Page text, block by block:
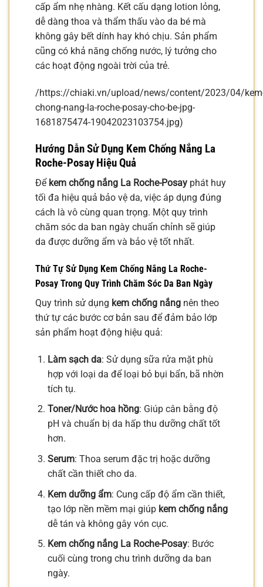
cấp ẩm nhẹ nhàng. Kết cấu dạng lotion lỏng,
dễ dàng thoa và thẩm thấu vào da bé mà
không gây bết dính hay khó chịu. Sản phẩm
cũng có khả năng chống nước, lý tưởng cho
các hoạt động ngoài trời của trẻ.
/https://chiaki.vn/upload/news/content/2023/04/
chong-nang-la-roche-posay-cho-be-jpg-
1681875474-19042023103754.jpg)
Hướng Dẫn Sử Dụng Kem Chống Nắng La
Roche-Posay Hiệu Quả
Để kem chống nắng La Roche-Posay phát huy
tối đa hiệu quả bảo vệ da, việc áp dụng đúng
cách là vô cùng quan trọng. Một quy trình
chăm sóc da ban ngày chuẩn chỉnh sẽ giúp
da được dưỡng ẩm và bảo vệ tốt nhất.
Thứ Tự Sử Dụng Kem Chống Nắng La Roche-
Posay Trong Quy Trình Chăm Sóc Da Ban Ngày
Quy trình sử dụng kem chống nắng nên theo
thứ tự các bước cơ bản sau để đảm bảo lớp
sản phẩm hoạt động hiệu quả:
Làm sạch da: Sử dụng sữa rửa mặt phù
hợp với loại da để loại bỏ bụi bẩn, bã nhờn
tích tụ.
Toner/Nước hoa hồng: Giúp cân bằng độ
pH và chuẩn bị da hấp thu dưỡng chất tốt
hơn.
Serum: Thoa serum đặc trị hoặc dưỡng
chất cần thiết cho da.
Kem dưỡng ẩm: Cung cấp độ ẩm cần thiết,
tạo lớp nền mềm mại giúp kem chống nắng
dễ tán và không gây vón cục.
Kem chống nắng La Roche-Posay: Bước
cuối cùng trong chu trình dưỡng da ban
ngày.